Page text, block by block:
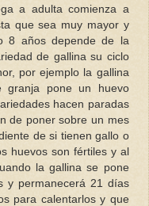
a adulta comienza a
que sea muy mayor y
8 años depende de la
de gallina su ciclo
por ejemplo la gallina
granja pone un huevo
hacen paradas
de poner sobre un mes
de si tienen gallo o
huevos son fértiles y al
la gallina se pone
y permanecerá 21 días
para calentarlos y que